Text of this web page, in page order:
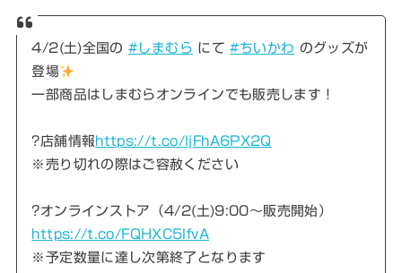
4/2(土)全国の#しまむら にて#ちいかわ のグッズが
登場
一部商品はしまむらオンラインでも販売します！
?店舗情報 https://t.co/ljFhA6PX2Q
※売り切れの際はご容赦ください
?オンラインストア（4/2(土)9:00～販売開始）
https://t.co/FQHXC5IfvA
※予定数量に達し次第終了となります